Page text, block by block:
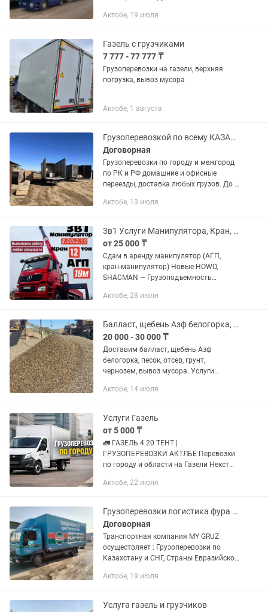
межгород Работаем 24/7 - рассчитаем
Актобе, 19 июля
Газель с грузчиками
7 777 - 77 777 ₸
Грузоперевозки на газели, верхняя
погрузка, вывоз мусора
Актобе, 1 августа
Грузоперевозкой по всему КАЗАХСТАНУ И по РФ
Договорная
Грузоперевозки по городу и межгород
по РК и РФ домашние и офисные
переезды, доставка любых грузов. До 4
двер. Режим работы 24/7 Оплата
Актобе, 13 июля
3в1 Услуги Манипулятора, Кран, АГП, автовышка
от 25 000 ₸
Сдам в аренду манипулятор (АГП,
кран-манипулятор) Новые HOWO,
SHACMAN — Грузоподъемность
Грузоподъемность стрелы: от 8 до 12
Актобе, 28 июля
Балласт, щебень Азф белогорка, песок,отсев, чернозем, грунт, вывоз мусора
20 000 - 30 000 ₸
Доставим балласт, щебень Азф
белогорка, песок, отсев, грунт,
чернозем, вывоз мусора. Услуги
Актобе, 14 июля
Услуги Газель
от 5 000 ₸
🚛 ГАЗЕЛЬ 4.20 ТЕНТ |
ГРУЗОПЕРЕВОЗКИ АКТЛБЕ Перевозки
по городу и области на Газели Некст
Стройматериалы (гипс, цемент,
(квартиры, дома) ✅...
Актобе, 22 июля
Грузоперевозки логистика фура 10 тонник газель межгород Актобе Шымкент Алма
Договорная
Транспортная компания MY GRUZ
осуществляет : Грузоперевозки по
Казахстану и СНГ, Страны Евразийской
отдельной машиной от двери до двери.
Актобе, 19 июля
Услуга газель и грузчиков